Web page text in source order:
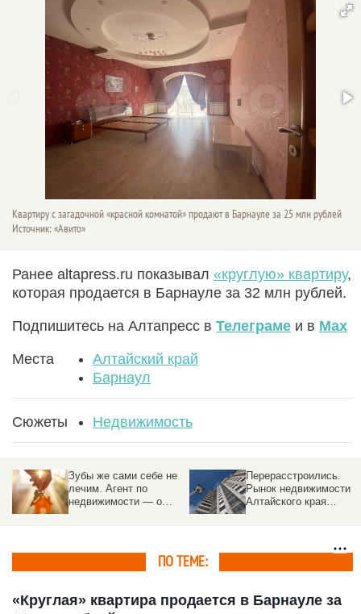
Квартиру с загадочной «красной комнатой» продают в Барнауле за 25 млн рублей
Источник: «Авито»
Ранее altapress.ru показывал «круглую» квартиру,
которая продается в Барнауле за 32 млн рублей.
Подпишитесь на Алтапресс в Телеграме и в Max
Места
Алтайский край
Барнаул
Сюжеты Недвижимость
Зубы же сами себе не
лечим. Агент по
недвижимости — о
Перерасстроились.
Рынок недвижимости
Алтайского края
ПО ТЕМЕ:
«Круглая» квартира продается в Барнауле за